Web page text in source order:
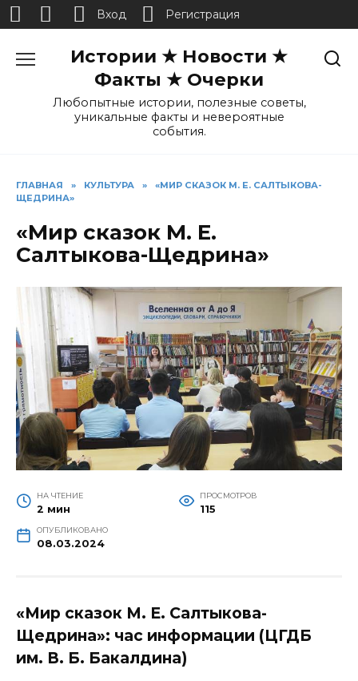
Истории ★ Новости ★
Факты ★ Очерки
Любопытные истории, полезные советы,
уникальные факты и невероятные
события.
ГЛАВНАЯ » КУЛЬТУРА »
«МИР СКАЗОК М. Е. САЛТЫКОВА-
ЩЕДРИНА»
«Мир сказок М. Е.
Салтыкова-Щедрина»
НА ЧТЕНИЕ
2 мин
ПРОСМОТРОВ
115
ОПУБЛИКОВАНО
08.03.2024
«Мир сказок М. Е. Салтыкова-
Щедрина»: час информации (ЦГДБ
им. В. Б. Бакалдина)
Вход Регистрация